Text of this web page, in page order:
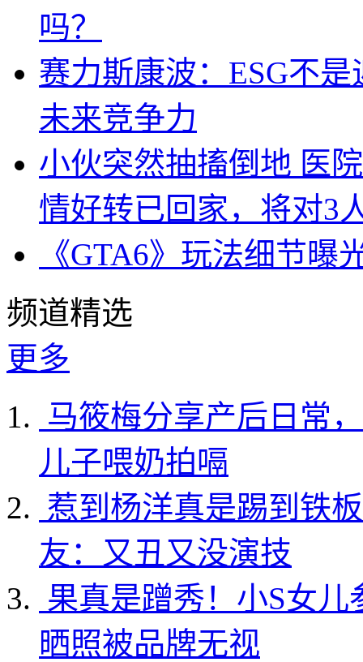
吗？
赛力斯康波：ESG不
未来竞争力
小伙突然抽搐倒地 医
情好转已回家，将对3
《GTA6》玩法细节
频道精选
更多
马筱梅分享产后日常
儿子喂奶拍嗝
惹到杨洋真是踢到铁
友：又丑又没演技
果真是蹭秀！小S女
晒照被品牌无视